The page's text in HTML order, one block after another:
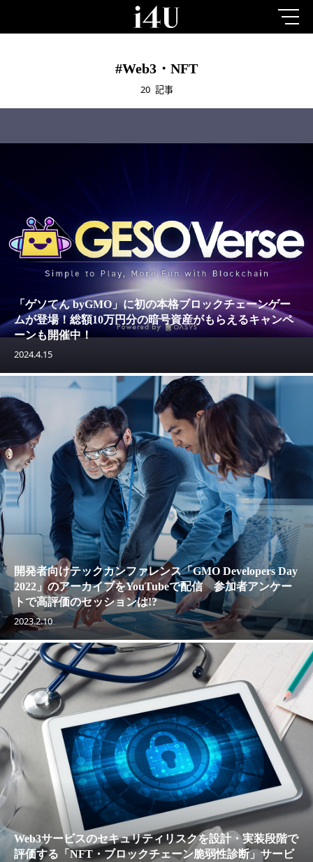
#Web3・NFT
20記事
「ゲソてん byGMO」に初の本格ブロックチェーンゲー
ムが登場！総額10万円分の暗号資産がもらえるキャンペ
ーンも開催中！
2024.4.15
開発者向けテックカンファレンス「GMO Developers Day
2022」のアーカイブをYouTubeで配信 参加者アンケー
トで高評価のセッションは!?
2023.2.10
Web3サービスのセキュリティリスクを設計・実装段階で
評価する「NFT・ブロックチェーン脆弱性診断」サービ